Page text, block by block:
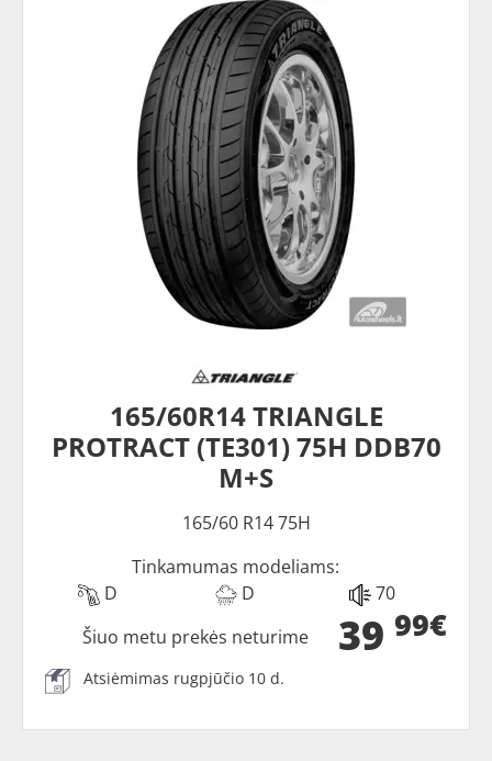
165/60R14 TRIANGLE
PROTRACT (TE301) 75H DDB70
M+S
165/60 R14 75H
Tinkamumas modeliams:
D
D 70
39 99€
Šiuo metu prekės neturime
Atsiėmimas rugpjūčio 10 d.